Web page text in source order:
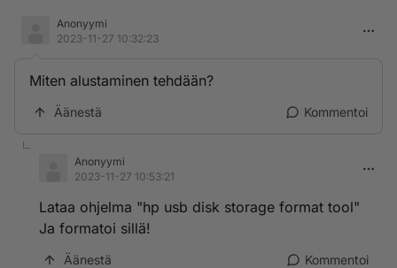
Anonyymi
2023-11-27 10:32:23
Miten alustaminen tehdään?
Äänestä Kommentoi
Anonyymi
2023-11-27 10:53:21
Lataa ohjelma "hp usb disk storage format tool"
Ja formatoi sillä!
Äänestä Kommentoi